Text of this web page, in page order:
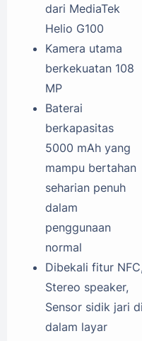
dari MediaTek
Helio G100
Kamera utama
berkekuatan 108
MP
Baterai
berkapasitas
5000 mAh yang
mampu bertahan
seharian penuh
dalam
penggunaan
normal
Dibekali fitur NFC,
Stereo speaker,
Sensor sidik jari di
dalam layar